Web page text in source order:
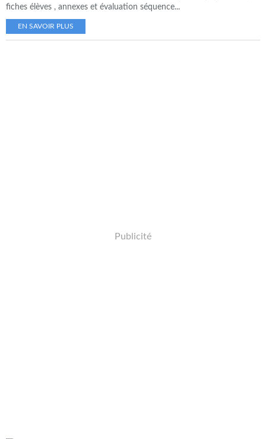
fiches élèves , annexes et évaluation séquence...
EN SAVOIR PLUS
Publicité